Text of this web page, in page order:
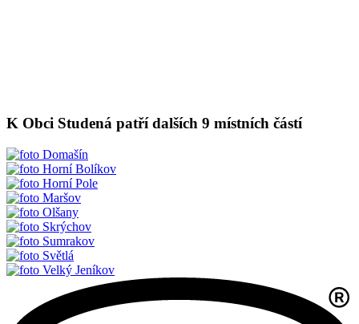
K Obci Studená patří dalších 9 místních částí
Domašín
Horní Bolíkov
Horní Pole
Maršov
Olšany
Skrýchov
Sumrakov
Světlá
Velký Jeníkov